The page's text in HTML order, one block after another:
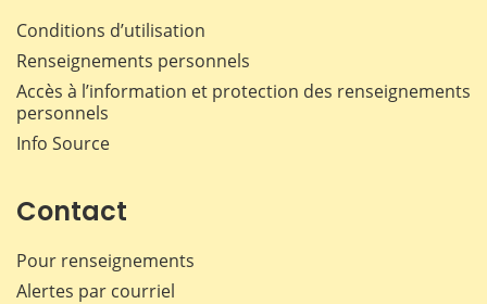
Conditions d’utilisation
Renseignements personnels
Accès à l’information et protection des renseignements
personnels
Info Source
Contact
Pour renseignements
Alertes par courriel